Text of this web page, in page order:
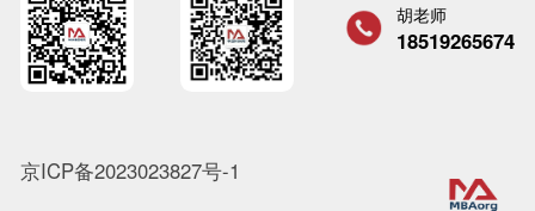
胡老师
18519265674
京ICP备2023023827号-1